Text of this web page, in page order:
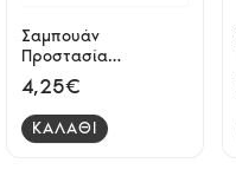
Σαμπουάν
Προστασία
Χρώματος Vita 300
ml
4,25€
ΚΑΛΑΘΙ